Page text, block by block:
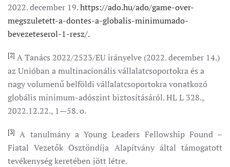
2022. december 19.https://ado.hu/ado/game-over-
megszuletett-a-dontes-a-globalis-minimumado-
bevezeteserol-1-resz/.
[2] A Tanács 2022/2523/EU irányelve (2022. december 14.)
az Unióban a multinacionális vállalatcsoportokra és a
nagy volumenű belföldi vállalatcsoportokra vonatkozó
globális minimum-adószint biztosításáról. HL L 328.,
2022.12.22., 1—58. o.
[3]
A tanulmány a Young Leaders Fellowship Found –
Fiatal Vezetők Ösztöndíja Alapítvány által támogatott
tevékenység keretében jött létre.